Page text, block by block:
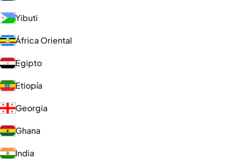
Yibuti
África Oriental
Egipto
Etiopía
Georgia
Ghana
India